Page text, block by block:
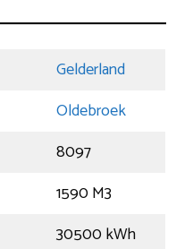
Gelderland
Oldebroek
8097
1590 M3
30500 kWh